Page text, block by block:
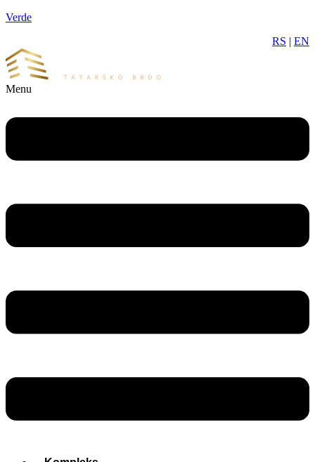
Verde
RS | EN
Menu